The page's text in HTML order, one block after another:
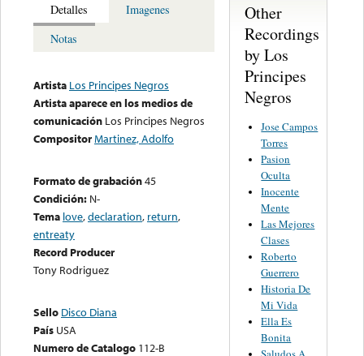
Detalles
Imagenes
Notas
Artista Los Principes Negros
Artista aparece en los medios de
comunicación Los Principes Negros
CompositorMartinez, Adolfo
Formato de grabación45
Condición: N-
Tema love,declaration, return,
entreaty
Record Producer
Tony Rodriguez
Sello Disco Diana
País USA
Numero de Catalogo 112-B
Other
Recordings
by Los
Principes
Negros
Jose Campos
Torres
Pasion
Oculta
Inocente
Mente
Las Mejores
Clases
Roberto
Guerrero
Historia De
Mi Vida
Ella Es
Bonita